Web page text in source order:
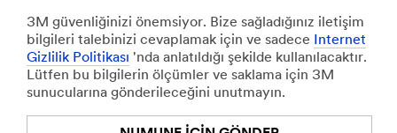
3M güvenliğinizi önemsiyor. Bize sağladığınız iletişim
bilgileri talebinizi cevaplamak için ve sadece
Internet
Gizlilik Politikası 'nda anlatıldığı şekilde kullanılacaktır.
Lütfen bu bilgilerin ölçümler ve saklama için 3M
sunucularına gönderileceğini unutmayın.